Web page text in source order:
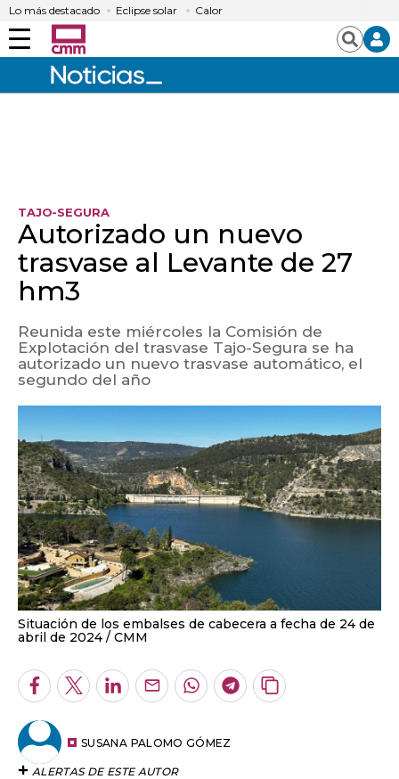
Lo más destacado Eclipse solar Calor
Menú Buscar
TAJO-SEGURA
Autorizado un nuevo
trasvase al Levante de 27
hm3
Reunida este miércoles la Comisión de
Explotación del trasvase Tajo-Segura se ha
autorizado un nuevo trasvase automático, el
segundo del año
Situación de los embalses de cabecera a fecha de 24 de
abril de 2024
CMM
Facebook
TwitterLinkedInEnviarWhatsapp
Telegram
Copiar
SUSANA PALOMO GÓMEZ
ALERTAS DE ESTE AUTOR